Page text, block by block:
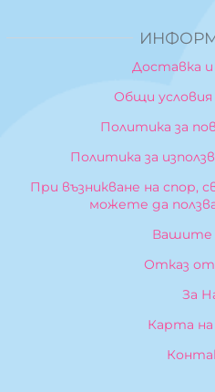
Доставка
Общи условия
Политика за
Политика за
При възникване на спор,
можете да
Вашите
Отказ от
За
Карта